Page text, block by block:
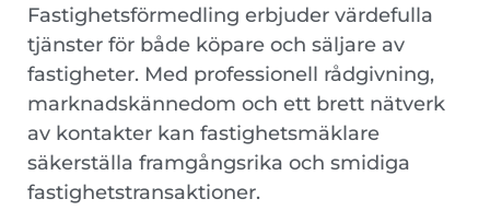
Fastighetsförmedling erbjuder värdefulla
tjänster för både köpare och säljare av
fastigheter. Med professionell rådgivning,
marknadskännedom och ett brett nätverk
av kontakter kan fastighetsmäklare
säkerställa framgångsrika och smidiga
fastighetstransaktioner.